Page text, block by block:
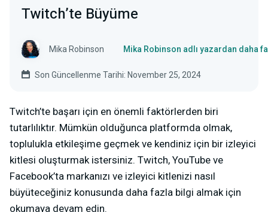
Twitch’te Büyüme
Mika Robinson Mika Robinson adlı yazardan daha
Son Güncellenme Tarihi: November 25, 2024
Twitch’te başarı için en önemli faktörlerden biri
tutarlılıktır. Mümkün olduğunca platformda olmak,
toplulukla etkileşime geçmek ve kendiniz için bir izleyici
kitlesi oluşturmak istersiniz. Twitch, YouTube ve
Facebook’ta markanızı ve izleyici kitlenizi nasıl
büyüteceğiniz konusunda daha fazla bilgi almak için
okumaya devam edin.